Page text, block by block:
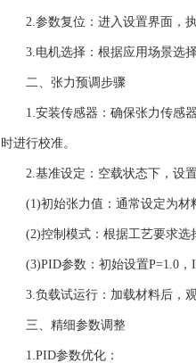
2.参数复位：进入设置界面，执
3.电机选择：根据应用场景选择
二、张力预调步骤
1.安装传感器：确保张力传感器
时进行校准。
2.基准设定：空载状态下，设置
(1)初始张力值：通常设定为材
(2)控制模式：根据工艺要求选
(3)PID参数：初始设置P=1.0，
3.负载试运行：加载材料后，观
三、精细参数调整
1.PID参数优化：